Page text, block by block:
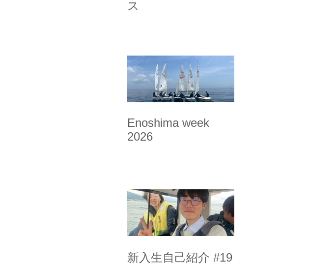
ス
Enoshima week
2026
新入生自己紹介 #19